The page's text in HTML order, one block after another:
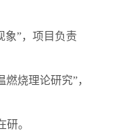
象”，项目负责
烧理论研究”，
。